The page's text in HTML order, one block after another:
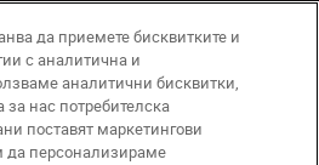
да приемете бисквитките и
с аналитична и
аналитични бисквитки,
нас потребителска
поставят маркетингови
да персонализираме